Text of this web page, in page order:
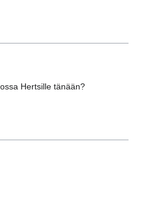
Hertsille tänään?